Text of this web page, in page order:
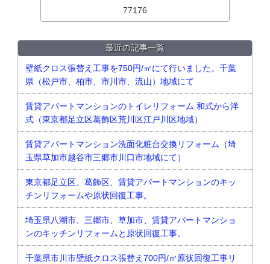
77176
最近の記事一覧
壁紙クロス張替え工事を750円/㎡にて行いました。千葉
県（松戸市、柏市、市川市、流山）地域にて
賃貸アパートマンションのトイレリフォーム 和式から洋
式（東京都足立区葛飾区荒川区江戸川区地域）
賃貸アパートマンション洗面化粧台交換リフォーム（埼
玉県草加市越谷市三郷市川口市地域にて）
東京都足立区、葛飾区、賃貸アパートマンションのキッ
チンリフォームや原状回復工事。
埼玉県八潮市、三郷市、草加市、賃貸アパートマンショ
ンのキッチンリフォームと原状回復工事。
千葉県市川市壁紙クロス張替え700円/㎡原状回復工事リ